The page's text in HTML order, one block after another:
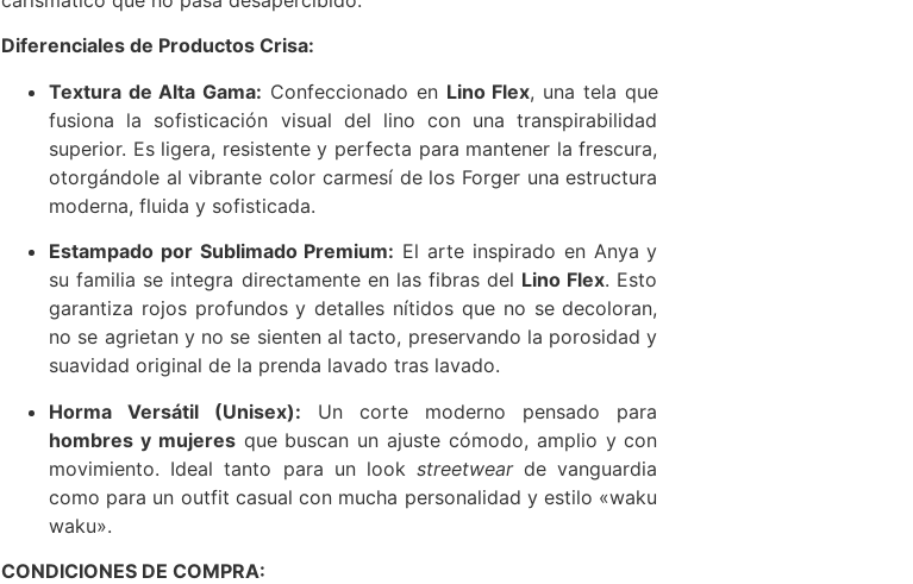
Diferenciales de Productos Crisa:
Textura de Alta Gama: Confeccionado en Lino Flex, una tela que
fusiona la sofisticación visual del lino con una transpirabilidad
superior. Es ligera, resistente y perfecta para mantener la frescura,
otorgándole al vibrante color carmesí de los Forger una estructura
moderna, fluida y sofisticada.
Estampado por Sublimado Premium: El arte inspirado en Anya y
su familia se integra directamente en las fibras del Lino Flex. Esto
garantiza rojos profundos y detalles nítidos que no se decoloran,
no se agrietan y no se sienten al tacto, preservando la porosidad y
suavidad original de la prenda lavado tras lavado.
Horma Versátil (Unisex): Un corte moderno pensado para
hombres y mujeresque buscan un ajuste cómodo, amplio y con
movimiento. Ideal tanto para un lookstreetwearde vanguardia
como para un outfit casual con mucha personalidad y estilo «waku
waku».
CONDICIONES DE COMPRA: